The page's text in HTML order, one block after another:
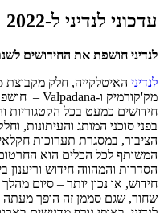
עדכוני לנדיני ל-2022
לנדיני חושפת את החידושים לשנת 2022. כל הפרטים
לנדיני
חידושים כמעט בכל הקטגוריות
בפני סוכני המותג והעיתונות,
הציבור, במסגרת תערוכות
המשותף לכל הכלים הוא
הסדרות והמהווה חידוש וריענון
חידוש, או נכון יותר – סיום
שחור, שגם סממן זה הופך מעתה